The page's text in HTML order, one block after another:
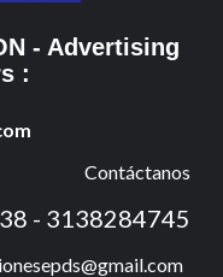
- Advertising
:
Contáctanos
- 3138284745